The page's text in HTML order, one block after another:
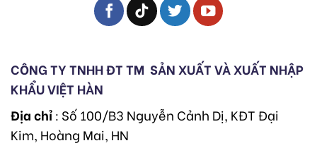
CÔNG TY TNHH ĐT TM SẢN XUẤT VÀ XUẤT NHẬP
KHẨU VIỆT HÀN
Địa chỉ: Số 100/B3 Nguyễn Cảnh Dị, KĐT Đại
Kim, Hoàng Mai, HN